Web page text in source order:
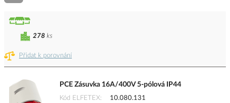
Přidat k porovnání
278 ks
PCE Zásuvka 16A/400V 5-pólová IP44
Kód ELFETEX
10.080.131